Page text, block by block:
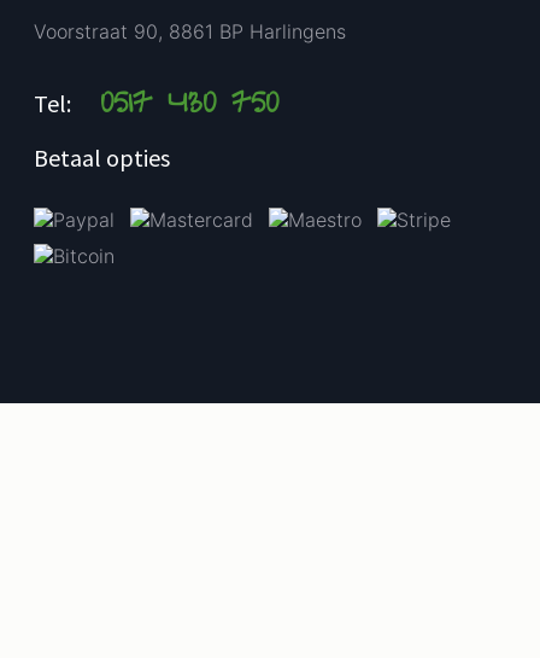
Voorstraat 90, 8861 BP Harlingens
Tel: 0517 430 750
Betaal opties